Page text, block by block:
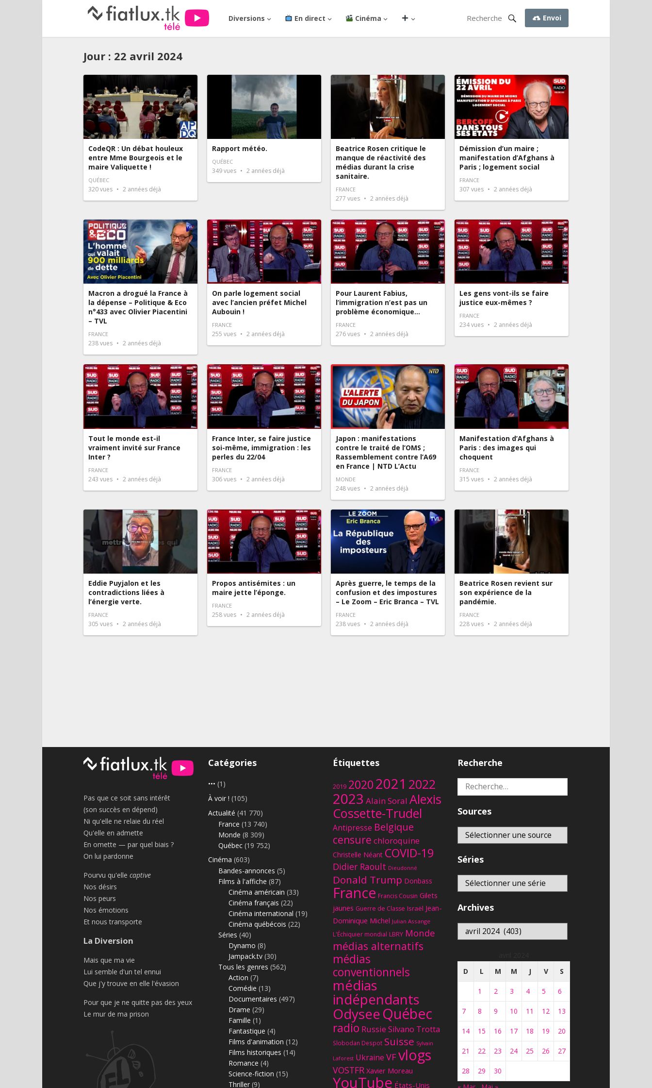
Diversions En direct Cinéma Envoi
Jour : 22 avril 2024
CodeQR : Un débat houleux
entre Mme Bourgeois et le
maire Valiquette !
QUÉBEC
320vues 2 années déjà
Rapport météo.
QUÉBEC
349vues 2 années déjà
Beatrice Rosen critique le
manque de réactivité des
médias durant la crise
sanitaire.
FRANCE
277 vues 2 années déjà
Démission d’un maire ;
manifestation d’Afghans à
Paris ; logement social
FRANCE
307 vues 2 années déjà
Macron a drogué la France à
la dépense – Politique & Eco
n°433 avec Olivier Piacentini
– TVL
FRANCE
238vues 2 années déjà
On parle logement social
avec l’ancien préfet Michel
Aubouin !
FRANCE
255 vues 2 années déjà
Pour Laurent Fabius,
l’immigration n’est pas un
problème économique…
FRANCE
276vues 2 années déjà
Les gens vont-ils se faire
justice eux-mêmes ?
FRANCE
234vues 2 années déjà
Tout le monde est-il
vraiment invité sur France
Inter ?
FRANCE
243 vues 2 années déjà
France Inter, se faire justice
soi-même, immigration : les
perles du 22/04
FRANCE
306vues 2 années déjà
Japon : manifestations
contre le traité de l’OMS ;
Rassemblement contre l’A69
en France | NTD L’Actu
MONDE
248vues 2 années déjà
Manifestation d’Afghans à
Paris : des images qui
choquent
FRANCE
315 vues 2 années déjà
Eddie Puyjalon et les
contradictions liées à
l’énergie verte.
FRANCE
305 vues 2 années déjà
Propos antisémites : un
maire jette l’éponge.
FRANCE
258vues 2 années déjà
Après guerre, le temps de la
confusion et des impostures
– Le Zoom – Eric Branca – TVL
FRANCE
238vues 2 années déjà
Beatrice Rosen revient sur
son expérience de la
pandémie.
FRANCE
228vues 2 années déjà
Pas que ce soit sans intérêt
(son succès en dépend)
Ni qu'elle ne relaie du réel
Qu'elle en admette
En omette — par quel biais ?
On lui pardonne
Pourvu qu'elle captive
Nos désirs
Nos peurs
Nos émotions
Et nous transporte
La Diversion
Mais que ma vie
Lui semble d'un tel ennui
Que j'y trouve en elle l'évasion
Pour que je ne quitte pas des yeux
Le mur de ma prison
Catégories
••• (1)
À voir ! (105)
Actualité (41 770)
France (13 740)
Monde (8 309)
Québec (19 752)
Cinéma (603)
Bandes-annonces (5)
Films à l'affiche (87)
Cinéma américain (33)
Cinéma français (22)
Cinéma international (19)
Cinéma québécois (22)
Séries (40)
Dynamo (8)
Jampack.tv (30)
Tous les genres (562)
Action (7)
Comédie (13)
Documentaires (497)
Drame (29)
Famille (1)
Fantastique (4)
Films d'animation (12)
Films historiques (14)
Romance (4)
Science-fiction (15)
Thriller (9)
Étiquettes
2019 20202021 2022
2023 Alain Soral Alexis
Cossette-Trudel
Antipresse Belgique
censure chloroquine
Christelle Néant COVID-19
Didier Raoult Dieudonné
Donald Trump Donbass
France Francis Cousin Gilets
jaunes Guerre de Classe Israël Jean-
Dominique Michel Julian Assange
L'Échiquier mondial LBRY Monde
médias alternatifs
médias
conventionnels
médias
indépendants
OdyseeQuébec
radio Russie Silvano Trotta
Slobodan Despot Suisse Sylvain
Laforest Ukraine VFvlogs
VOSTFR Xavier Moreau
YouTube États-Unis
Recherche
Rechercher :
Sources
Séries
Archives
Archives
D
L M M J V S
1 2 3 4 5 6
7 8 9 10 11 12 13
14 15 16 17 18 19 20
21 22 23 24 25 26 27
28 29
30